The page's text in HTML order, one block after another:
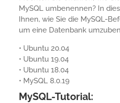
MySQL umbenennen? In
Ihnen, wie Sie die MySQL-
um eine Datenbank
• Ubuntu 20.04
• Ubuntu 19.04
• Ubuntu 18.04
• MySQL 8.0.19
MySQL-Tutorial: